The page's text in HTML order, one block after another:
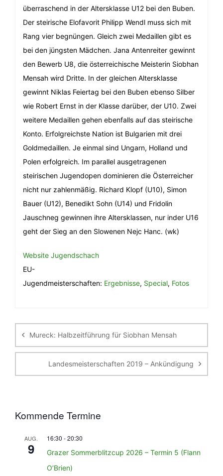
überraschend in der Altersklasse U12 bei den Buben.
Der steirische Elofavorit Philipp Wendl muss sich mit
Rang vier begnüngen. Gleich zwei Medaillen gibt es
bei den jüngsten Mädchen. Jana Antenreiter gewinnt
den Bewerb U8, die österreichische Meisterin Siobhan
Mensah wird Dritte. In der gleichen Altersklasse
gewinnt Niklas Feiertag bei den Buben ebenso Silber
wie Robert Ernst in der Klasse darüber, der U10. Zwei
weitere Medaillen gehen ebenfalls auf das steirische
Konto. Erfolgreichste Nation ist Bulgarien mit drei
Goldmedaillen. Je einmal sind Ungarn, Holland und
Polen erfolgreich. Im parallel ausgetragenen
steirischen Jugendopen dominieren die Österreicher
nicht nur zahlenmäßig. Richard Klopf (U10), Simon
Bauer (U12), Benedikt Sohn (U14) und Fridolin
Jauschneg gewinnen ihre Altersklassen, nur inder U16
geht der Sieg an den Slowenen Nejc Hanc. (wk)
Website Jugendschach
EU-
Jugendmeisterschaften: Ergebnisse, Special, Fotos
Mureck: Halbzeitführung für Siobhan Mensah
Landesmeisterschaften 2019 – Ankündigung
Kommende Termine
AUG.
9
16:30 -20:30
Grazer Sommerblitzcup 2026 – Termin 5 (Flann
O’Brien)